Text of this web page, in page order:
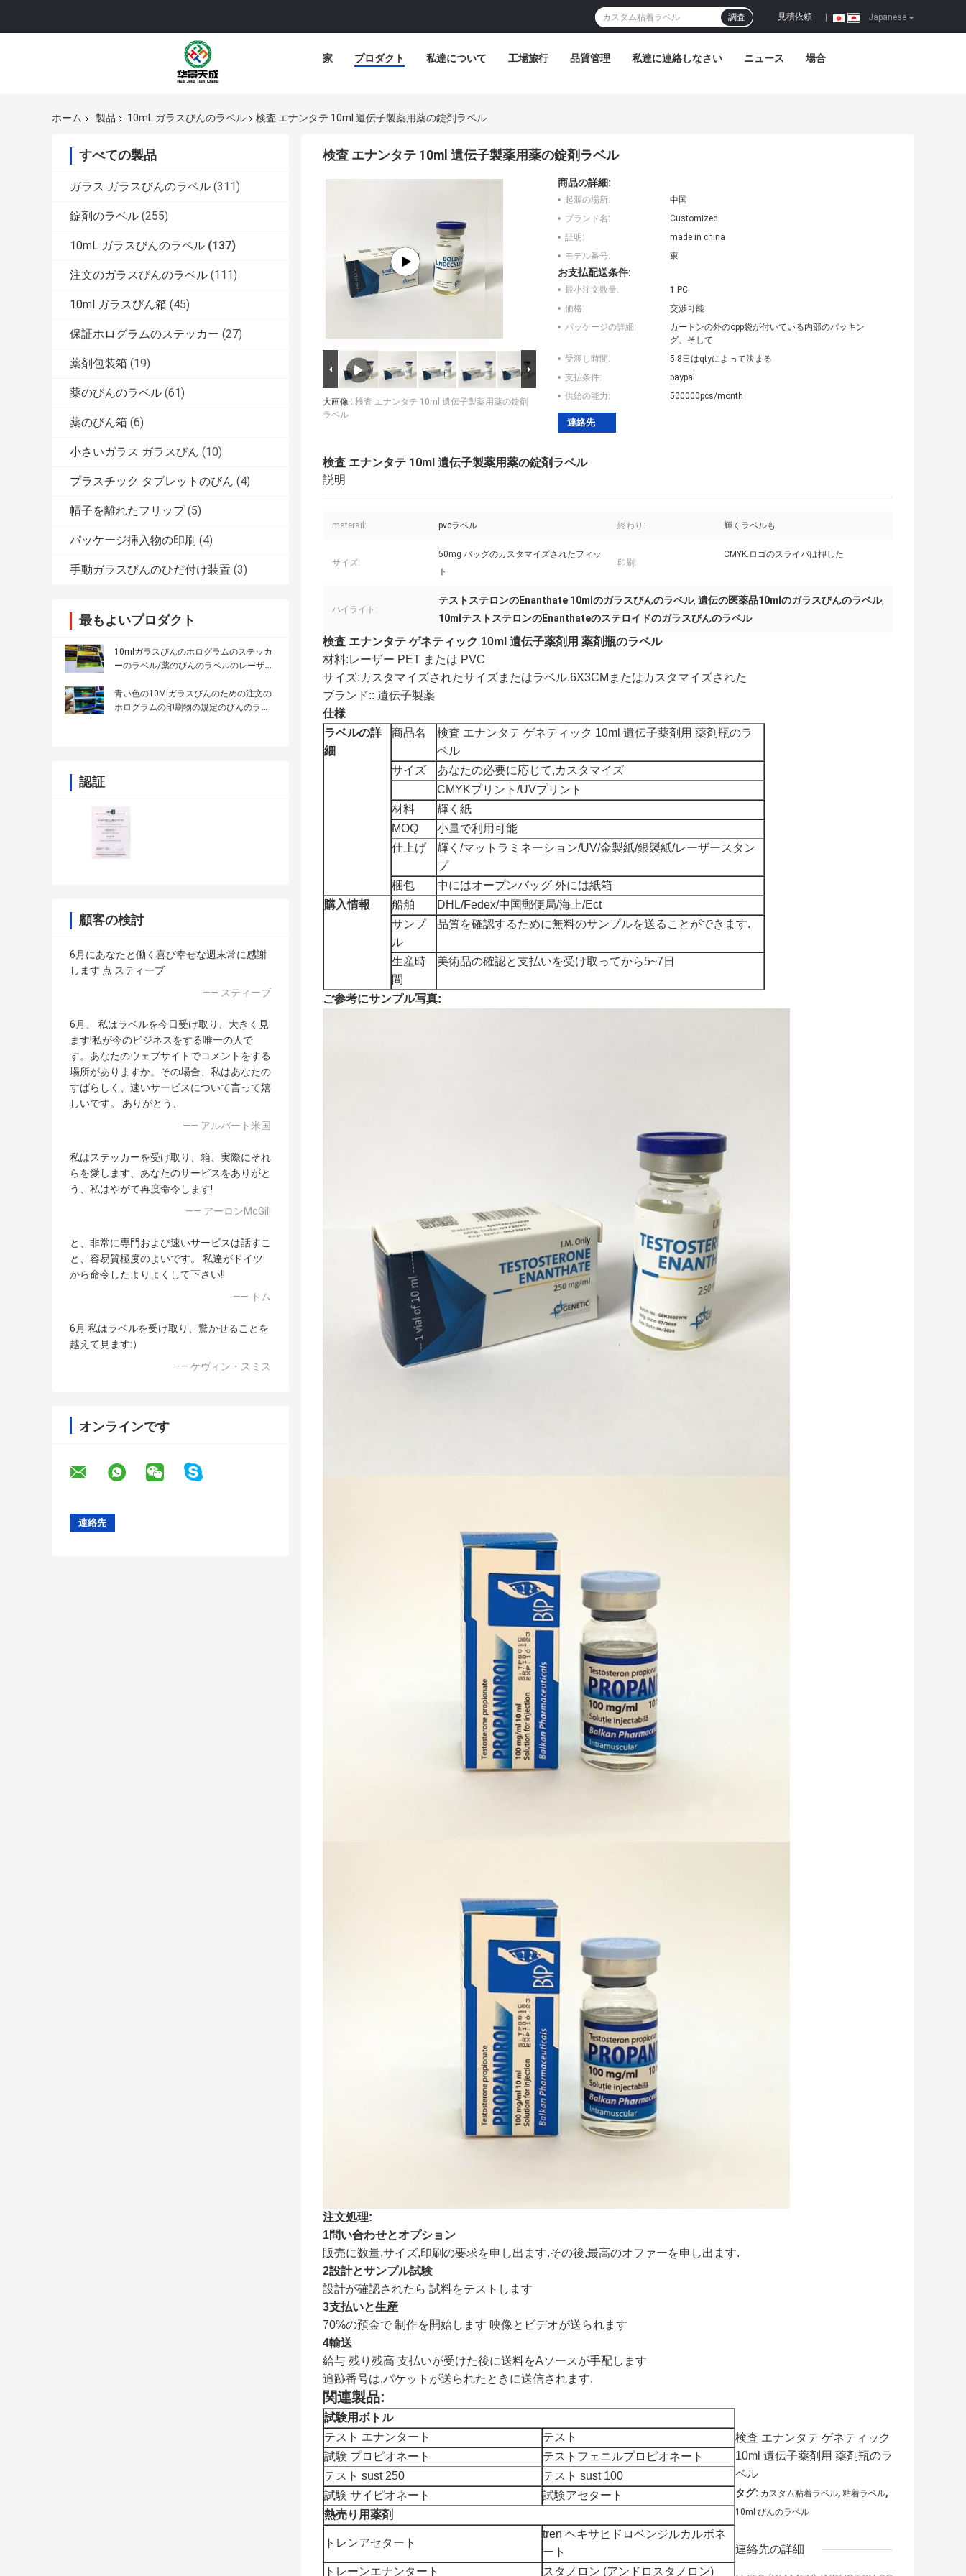
Japanese
見積依頼
調査
家 プロダクト 私達について 工場旅行 品質管理 私達に連絡しなさい ニュース 場合
ホーム 製品 10mL ガラスびんのラベル 検査 エナンタテ 10ml 遺伝子製薬用薬の錠剤ラベル
すべての製品
ガラス ガラスびんのラベル (311)
錠剤のラベル (255)
10mL ガラスびんのラベル (137)
注文のガラスびんのラベル (111)
10ml ガラスびん箱 (45)
保証ホログラムのステッカー (27)
薬剤包装箱 (19)
薬のびんのラベル (61)
薬のびん箱 (6)
小さいガラス ガラスびん (10)
プラスチック タブレットのびん (4)
帽子を離れたフリップ (5)
パッケージ挿入物の印刷 (4)
手動ガラスびんのひだ付け装置 (3)
最もよいプロダクト
10mlガラスびんのホログラムのステッカ
ーのラベル/薬のびんのラベルのレーザー
青い色の10Mlガラスびんのための注文の
ホログラムの印刷物の規定のびんのラベ
認証
顧客の検討
6月にあなたと働く喜び幸せな週末常に感謝
します 点 スティーブ
—— スティーブ
6月、 私はラベルを今日受け取り、大きく見
ます!私が今のビジネスをする唯一の人で
す。あなたのウェブサイトでコメントをする
場所がありますか。その場合、私はあなたの
すばらしく、速いサービスについて言って嬉
しいです。 ありがとう、
—— アルバート米国
私はステッカーを受け取り、箱、実際にそれ
らを愛します、あなたのサービスをありがと
う、私はやがて再度命令します!
—— アーロンMcGill
と、非常に専門および速いサービスは話すこ
と、容易質極度のよいです。 私達がドイツ
から命令したよりよくして下さい!!
—— トム
6月 私はラベルを受け取り、驚かせることを
越えて見ます:）
—— ケヴィン・スミス
オンラインです
検査 エナンタテ 10ml 遺伝子製薬用薬の錠剤ラベル
大画像 : 検査 エナンタテ 10ml 遺伝子製薬用薬の錠剤
ラベル
商品の詳細:
起源の場所:
中国
ブランド名:
Customized
証明:
made in china
モデル番号:
東
お支払配送条件:
最小注文数量:
1 PC
価格:
交渉可能
パッケージの詳細:
カートンの外のopp袋が付いている内部のパッキン
グ、そして
受渡し時間:
5-8日はqtyによって決まる
支払条件:
paypal
供給の能力:
500000pcs/month
連絡先
検査 エナンタテ 10ml 遺伝子製薬用薬の錠剤ラベル
説明
materail: pvcラベル 終わり: 輝くラベルも
サイズ:
50mg バッグのカスタマイズされたフィッ
ト
印刷:
CMYK.ロゴのスライバは押した
ハイライト:
テストステロンのEnanthate 10mlのガラスびんのラベル, 遺伝の医薬品10mlのガラスびんのラベル,
10mlテストステロンのEnanthateのステロイドのガラスびんのラベル
検査 エナンタテ ゲネティック 10ml 遺伝子薬剤用 薬剤瓶のラベル
材料:レーザー PET または PVC
サイズ:カスタマイズされたサイズまたはラベル.6X3CMまたはカスタマイズされた
ブランド:: 遺伝子製薬
仕様
ラベルの詳
細
商品名
検査 エナンタテ ゲネティック 10ml 遺伝子薬剤用 薬剤瓶のラ
ベル
サイズ
あなたの必要に応じて,カスタマイズ
CMYKプリント/UVプリント
材料
輝く紙
MOQ
小量で利用可能
仕上げ
輝く/マットラミネーション/UV/金製紙/銀製紙/レーザースタン
プ
梱包
中にはオープンバッグ 外には紙箱
購入情報
船舶
DHL/Fedex/中国郵便局/海上/Ect
サンプ
ル
品質を確認するために無料のサンプルを送ることができます.
生産時
間
美術品の確認と支払いを受け取ってから5~7日
ご参考にサンプル写真:
注文処理:
1問い合わせとオプション
販売に数量,サイズ,印刷の要求を申し出ます.その後,最高のオファーを申し出ます.
2設計とサンプル試験
設計が確認されたら 試料をテストします
3支払いと生産
70%の預金で 制作を開始します 映像とビデオが送られます
4輸送
給与 残り残高 支払いが受けた後に送料をAソースが手配します
追跡番号は,パケットが送られたときに送信されます.
関連製品:
試験用ボトル
テスト エナンタート
テスト
試験 プロピオネート
テストフェニルプロピオネート
テスト sust 250
テスト sust 100
試験 サイピオネート
試験アセタート
熱売り用薬剤
トレンアセタート
tren ヘキサヒドロベンジルカルボネ
ート
トレーンエナンタート
スタノロン (アンドロスタノロン)
検査 エナンタテ ゲネティック
10ml 遺伝子薬剤用 薬剤瓶のラ
ベル
タグ: カスタム粘着ラベル, 粘着ラベル,
10ml びんのラベル
連絡先の詳細